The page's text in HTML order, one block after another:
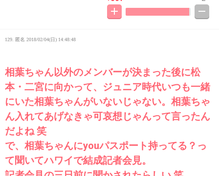
129. 匿名 2018/02/04(日) 14:48:48
相葉ちゃん以外のメンバーが決まった後に松
本・二宮に向かって、ジュニア時代いつも一緒
にいた相葉ちゃんがいないじゃない。相葉ちゃ
ん入れてあげなきゃ可哀想じゃんって言ったん
だよね 笑
で、相葉ちゃんにyouパスポート持ってる？っ
て聞いてハワイで結成記者会見。